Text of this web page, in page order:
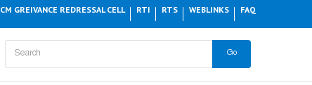
CM GREIVANCE REDRESSAL CELL RTI RTS WEBLINKS FAQ
Go